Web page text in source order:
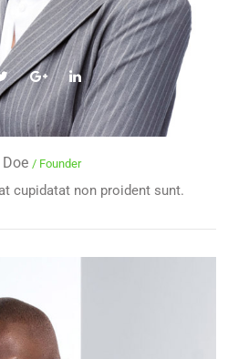
/ Founder
cupidatat non proident sunt.